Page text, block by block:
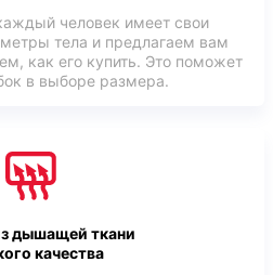
человек имеет свои
тела и предлагаем вам
как его купить. Это поможет
в выборе размера.
дышащей ткани
качества